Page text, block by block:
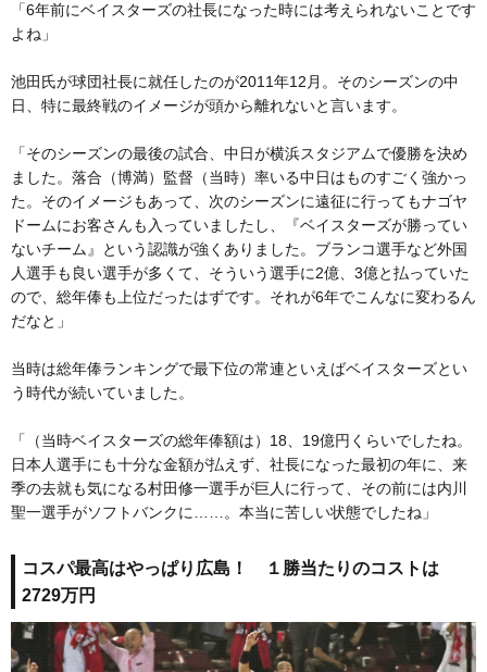
「6年前にベイスターズの社長になった時には考えられないことです
よね」
池田氏が球団社長に就任したのが2011年12月。そのシーズンの中
日、特に最終戦のイメージが頭から離れないと言います。
「そのシーズンの最後の試合、中日が横浜スタジアムで優勝を決め
ました。落合（博満）監督（当時）率いる中日はものすごく強かっ
た。そのイメージもあって、次のシーズンに遠征に行ってもナゴヤ
ドームにお客さんも入っていましたし、『ベイスターズが勝ってい
ないチーム』という認識が強くありました。ブランコ選手など外国
人選手も良い選手が多くて、そういう選手に2億、3億と払っていた
ので、総年俸も上位だったはずです。それが6年でこんなに変わるん
だなと」
当時は総年俸ランキングで最下位の常連といえばベイスターズとい
う時代が続いていました。
「（当時ベイスターズの総年俸額は）18、19億円くらいでしたね。
日本人選手にも十分な金額が払えず、社長になった最初の年に、来
季の去就も気になる村田修一選手が巨人に行って、その前には内川
聖一選手がソフトバンクに……。本当に苦しい状態でしたね」
コスパ最高はやっぱり広島！ １勝当たりのコストは
2729万円